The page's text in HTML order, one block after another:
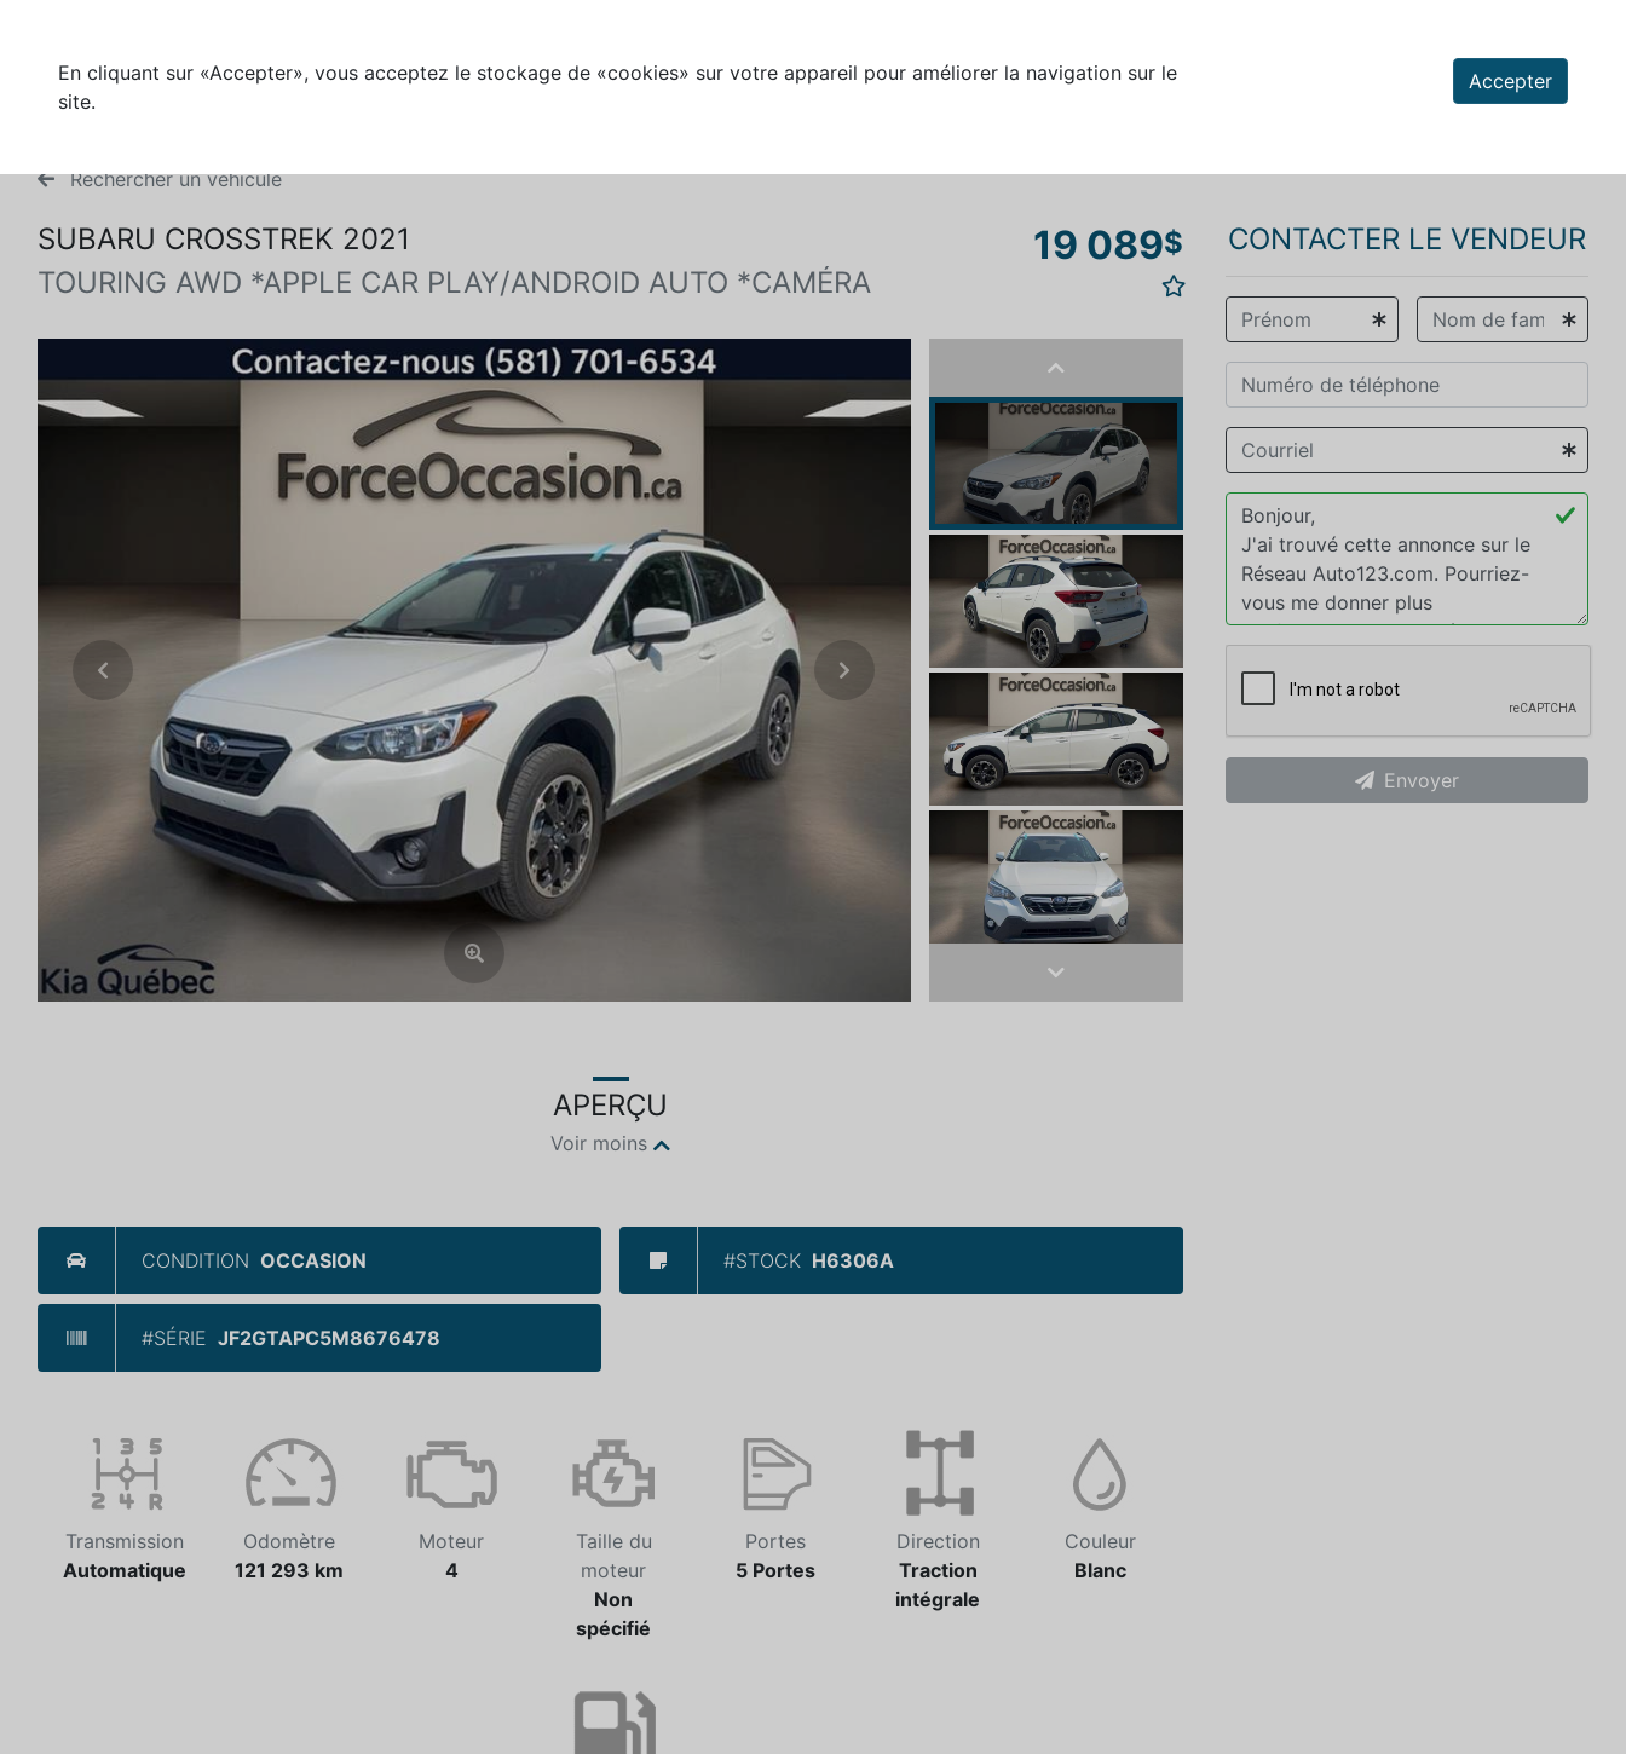
En cliquant sur «Accepter», vous acceptez le stockage de «cookies» sur votre appareil pour améliorer la navigation sur le
site.
Accepter
Rechercher un véhicule
SUBARU CROSSTREK 2021
TOURING AWD *APPLE CAR PLAY/ANDROID AUTO *CAMÉRA
19 089$
Previous Next
Previous
Next
APERÇU
Voir moins
CONDITION OCCASION #STOCK H6306A
#SÉRIE JF2GTAPC5M8676478
Transmission
Automatique
Odomètre
121 293 km
Moteur
4
Taille du
moteur
Non
spécifié
Portes
5 Portes
Direction
Traction
intégrale
Couleur
Blanc
CONTACTER LE VENDEUR
Envoyer